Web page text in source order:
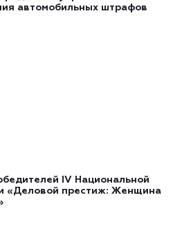
автомобильных штрафов
IV Национальной
«Деловой престиж: Женщина